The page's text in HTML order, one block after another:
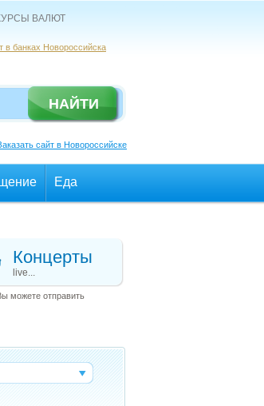
ВАЛЮТ
в банках Новороссийска
сайт в Новороссийске
Еда
Концерты
live...
можете отправить